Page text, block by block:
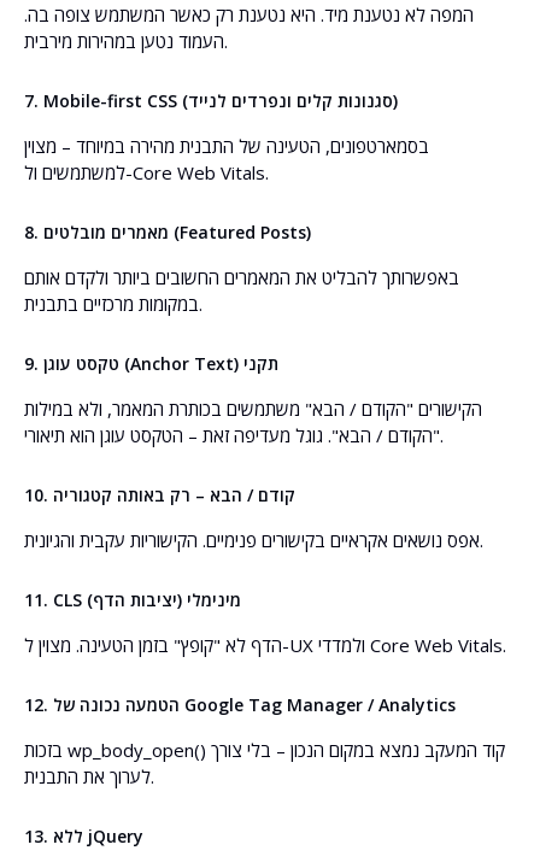
המפה לא נטענת מיד. היא נטענת רק כאשר המשתמש צופה בה.
העמוד נטען במהירות מירבית.
7. Mobile-first CSS (סגנונות קלים ונפרדים לנייד)
בסמארטפונים, הטעינה של התבנית מהירה במיוחד – מצוין
למשתמשים ול-Core Web Vitals.
8. מאמרים מובלטים (Featured Posts)
באפשרותך להבליט את המאמרים החשובים ביותר ולקדם אותם
במקומות מרכזיים בתבנית.
9. טקסט עוגן (Anchor Text) תקני
הקישורים "הקודם / הבא" משתמשים בכותרת המאמר, ולא במילות
"הקודם / הבא". גוגל מעדיפה זאת – הטקסט עוגן הוא תיאורי.
10. קודם / הבא – רק באותה קטגוריה
אפס נושאים אקראיים בקישורים פנימיים. הקישוריות עקבית והגיונית.
11. CLS מינימלי (יציבות הדף)
הדף לא "קופץ" בזמן הטעינה. מצוין ל-UX ולמדדי Core Web Vitals.
12. הטמעה נכונה של Google Tag Manager / Analytics
בזכות wp_body_open() קוד המעקב נמצא במקום הנכון – בלי צורך
לערוך את התבנית.
13. ללא jQuery